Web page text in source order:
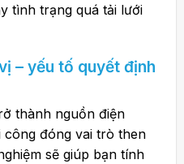
tình trạng quá tải lưới
– yếu tố quyết định
thành nguồn điện
đóng vai trò then
sẽ giúp bạn tính